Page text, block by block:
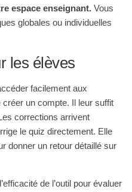
espace enseignant. Vous
globales ou individuelles
les élèves
facilement aux
un compte. Il leur suffit
corrections arrivent
le quiz directement. Elle
donner un retour détaillé sur
de l’outil pour évaluer